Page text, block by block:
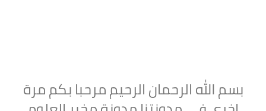
بسم الله الرحمان الرحيم مرحبا بكم مرة